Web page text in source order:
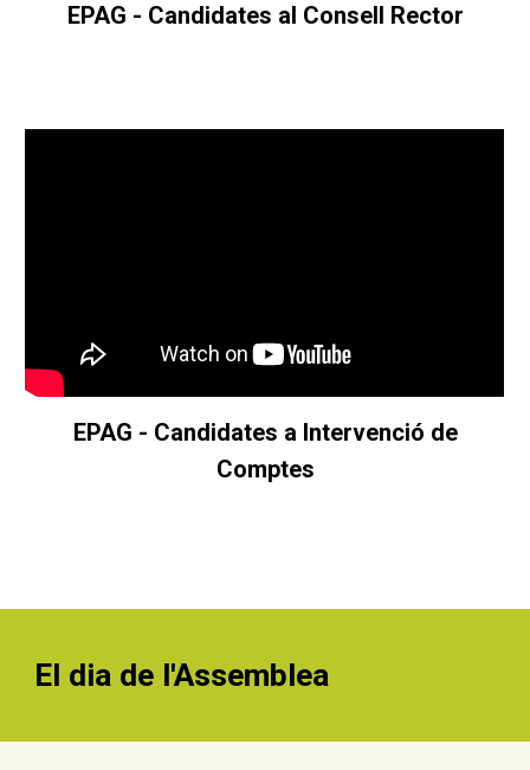
EPAG - Candidates al Consell Rector
EPAG - Candidates a Intervenció de
Comptes
El dia de l'Assemblea